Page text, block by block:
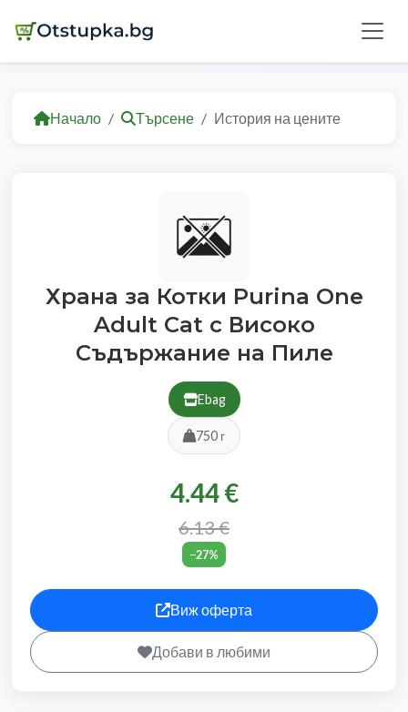
Начало Търсене История на цените
Храна за Котки Purina One
Adult Cat с Високо
Съдържание на Пиле
Ebag
750 г
4.44 €
6.13 €
−27%
Виж оферта
Добави в любими